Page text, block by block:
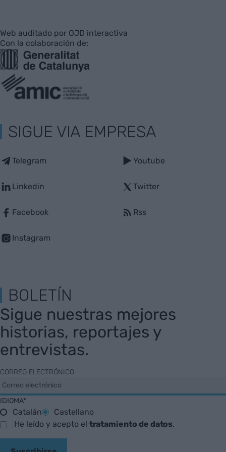
Web auditado por OJD interactiva
Con la colaboración de:
SIGUE VIA EMPRESA
Telegram
Linkedin
Facebook
Instagram
Youtube
Twitter
Rss
BOLETÍN
Sigue nuestras mejores
historias, reportajes y
entrevistas.
CORREO ELECTRÓNICO
IDIOMA*
Catalán
Castellano
He leído y acepto el tratamiento de datos.